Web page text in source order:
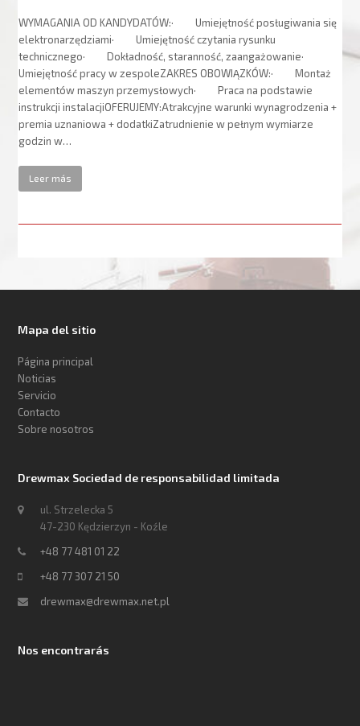
WYMAGANIA OD KANDYDATÓW:· Umiejętność posługiwania się
elektronarzędziami· Umiejętność czytania rysunku
technicznego· Dokładność, staranność, zaangażowanie·
Umiejętność pracy w zespoleZAKRES OBOWIĄZKÓW:· Montaż
elementów maszyn przemysłowych· Praca na podstawie
instrukcji instalacjiOFERUJEMY:Atrakcyjne warunki wynagrodzenia +
premia uznaniowa + dodatkiZatrudnienie w pełnym wymiarze
godzin w…
Leer más
Mapa del sitio
Página principal
Noticias
Servicio
Contacto
Sobre nosotros
Drewmax Sociedad de responsabilidad limitada
ul. Strzelecka 5
47-230 Kędzierzyn - Koźle
+48 77 481 01 22
+48 77 307 21 50
drewmax@drewmax.net.pl
Nos encontrarás